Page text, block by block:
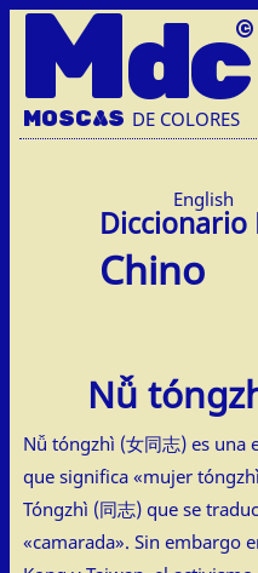
Mdc
MOSCAS DE COLORES
English
Chino
Nǚ
Nǚ tóngzhì (女同志) es una
que significa «mujer
Tóngzhì (同志) que se
«camarada». Sin embargo